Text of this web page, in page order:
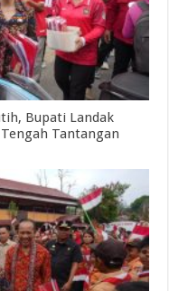
Bupati Landak
Tantangan